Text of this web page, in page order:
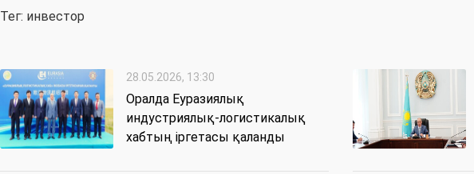
Тег: инвестор
28.05.2026, 13:30
Оралда Еуразиялық
индустриялық-логистикалық
хабтың іргетасы қаланды